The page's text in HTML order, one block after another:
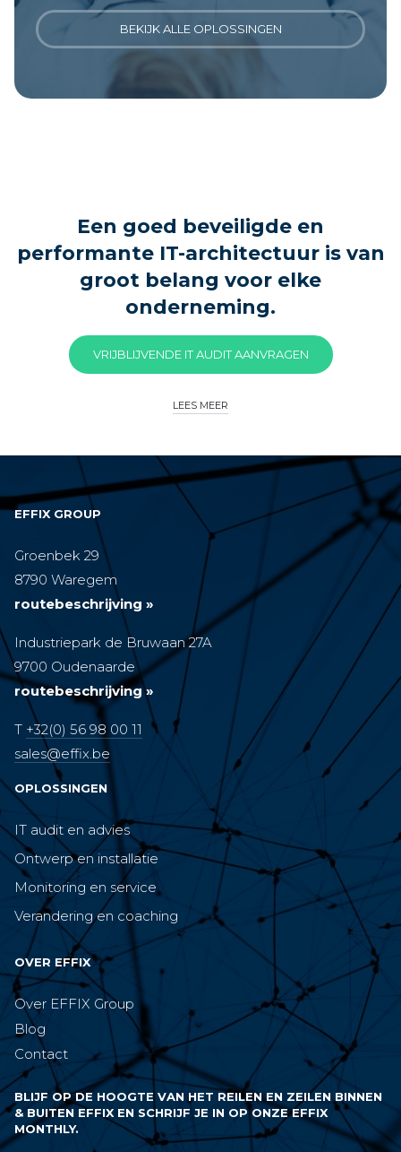
BEKIJK ALLE OPLOSSINGEN
Een goed beveiligde en
performante IT-architectuur is van
groot belang voor elke
onderneming.
VRIJBLIJVENDE IT AUDIT AANVRAGEN
LEES MEER
EFFIX GROUP
Groenbek 29
8790 Waregem
routebeschrijving »
Industriepark de Bruwaan 27A
9700 Oudenaarde
routebeschrijving »
T +32(0) 56 98 00 11
sales@effix.be
OPLOSSINGEN
IT audit en advies
Ontwerp en installatie
Monitoring en service
Verandering en coaching
OVER EFFIX
Over EFFIX Group
Blog
Contact
BLIJF OP DE HOOGTE VAN HET REILEN EN ZEILEN BINNEN
& BUITEN EFFIX EN SCHRIJF JE IN OP ONZE EFFIX
MONTHLY.